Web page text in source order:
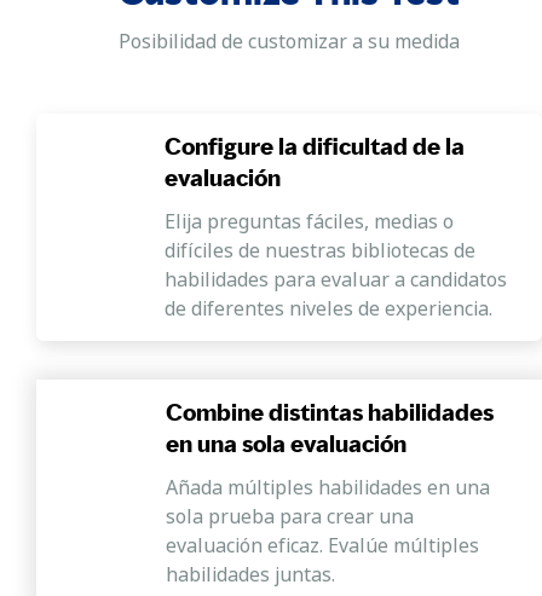
Posibilidad de customizar a su medida
Configure la dificultad de la
evaluación
Elija preguntas fáciles, medias o
difíciles de nuestras bibliotecas de
habilidades para evaluar a candidatos
de diferentes niveles de experiencia.
Combine distintas habilidades
en una sola evaluación
Añada múltiples habilidades en una
sola prueba para crear una
evaluación eficaz. Evalúe múltiples
habilidades juntas.